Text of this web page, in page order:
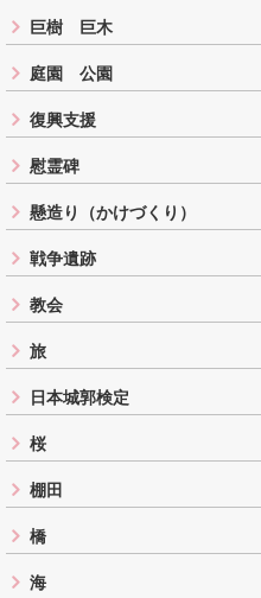
巨樹 巨木
庭園 公園
復興支援
慰霊碑
懸造り（かけづくり）
戦争遺跡
教会
旅
日本城郭検定
桜
棚田
橋
海